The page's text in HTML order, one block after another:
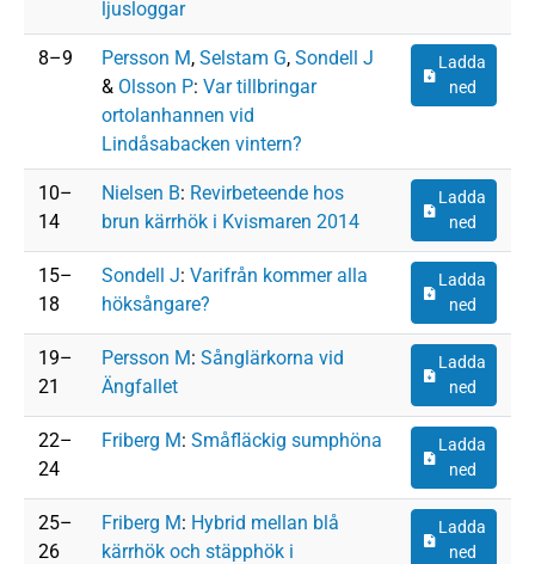
ljusloggar
8–9 Persson M, Selstam G, Sondell J
& Olsson P: Var tillbringar
ortolanhannen vid
Lindåsabacken vintern?
Dokument
Ladda
ned
10–
14
Nielsen B: Revirbeteende hos
brun kärrhök i Kvismaren 2014
Dokument
Ladda
ned
15–
18
Sondell J: Varifrån kommer alla
höksångare?
Dokument
Ladda
ned
19–
21
Persson M: Sånglärkorna vid
Ängfallet
Dokument
Ladda
ned
22–
24
Friberg M: Småfläckig sumphöna Dokument
Ladda
ned
25–
26
Friberg M: Hybrid mellan blå
kärrhök och stäpphök i
Dokument
Ladda
ned